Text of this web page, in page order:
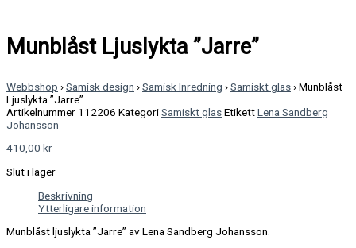
Munblåst Ljuslykta ”Jarre”
Webbshop ›Samisk design ›Samisk Inredning ›Samiskt glas›Munblåst
Ljuslykta ”Jarre”
Artikelnummer 112206 KategoriSamiskt glasEtikettLena Sandberg
Johansson
410,00 kr
Slut i lager
Beskrivning
Ytterligare information
Munblåst ljuslykta ”Jarre” av Lena Sandberg Johansson.